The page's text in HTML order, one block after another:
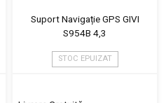
Suport Navigație GPS GIVI
S954B 4,3
STOC EPUIZAT